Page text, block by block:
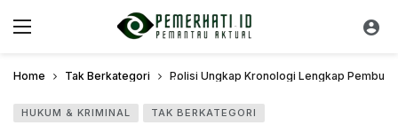
Home Tak Berkategori Polisi Ungkap Kronologi Lengkap
HUKUM & KRIMINAL TAK BERKATEGORI